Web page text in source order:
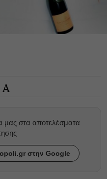
A
μας στα αποτελέσματα
στην Google